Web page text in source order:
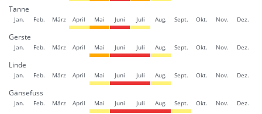
Tanne
Jan. Feb. März April Mai Juni Juli Aug. Sept. Okt. Nov. Dez.
Gerste
Jan. Feb. März April Mai Juni Juli Aug. Sept. Okt. Nov. Dez.
Linde
Jan. Feb. März April Mai Juni Juli Aug. Sept. Okt. Nov. Dez.
Gänsefuss
Jan. Feb. März April Mai Juni Juli Aug. Sept. Okt. Nov. Dez.